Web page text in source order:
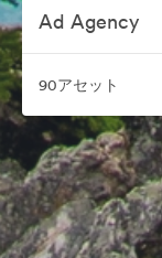
Ad Agency
90アセット